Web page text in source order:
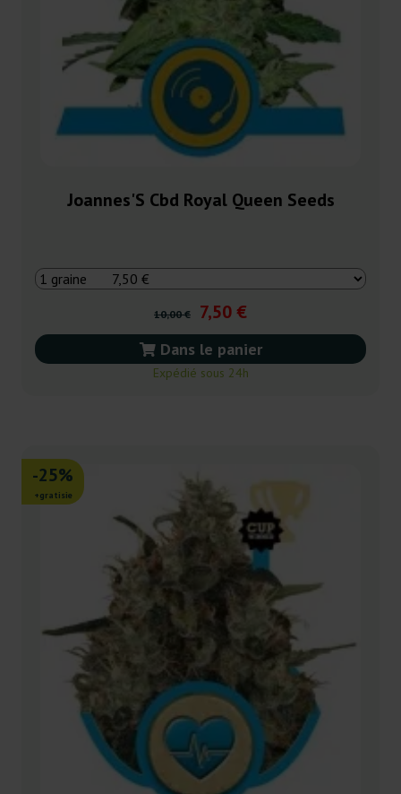
Joannes'S Cbd Royal Queen Seeds
10,00 € 7,50 €
Dans le panier
Expédié sous 24h
-25%
+gratisie